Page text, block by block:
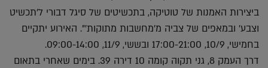
ביצירות האמנות של טוטיקה, בתכשיטים של סיגל דבורי ל'תכשיט
וצבע' ובמאפים של צביה מ'מחשבות מתוקות'". האירוע יתקיים
בחמישי, 10/9, 17:00-21:00 ובששי, 11/9, 09:00-14:00.
דרך העמק 8, גני תקוה קומה 10 דירה 39. בימים שאחרי בתאום